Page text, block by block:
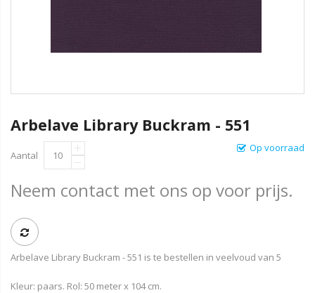
Arbelave Library Buckram - 551
Op voorraad
Aantal
Neem contact met ons op voor prijs.
Arbelave Library Buckram - 551 is te bestellen in veelvoud van 5
Kleur: paars. Rol: 50 meter x 104 cm.